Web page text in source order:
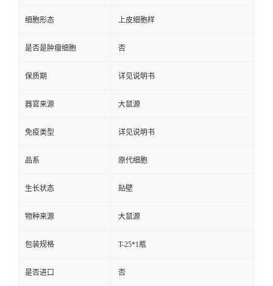
细胞形态 上皮细胞样
是否是肿瘤细胞 否
保质期 详见说明书
器官来源 大鼠源
免疫类型 详见说明书
品系 原代细胞
生长状态 贴壁
物种来源 大鼠源
包装规格 T-25*1瓶
是否进口 否